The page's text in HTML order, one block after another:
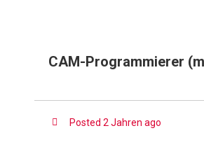
CAM-Programmierer
Posted 2 Jahren ago